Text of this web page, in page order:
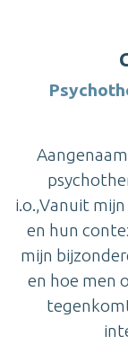
i.o.,Vanuit
en hun
mijn
en hoe men